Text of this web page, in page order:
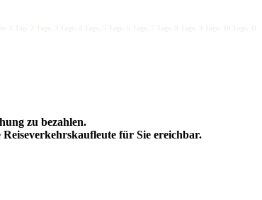
zu bezahlen.
für Sie ereichbar.